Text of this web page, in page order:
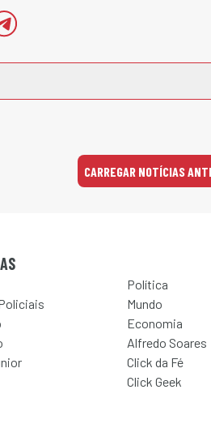
CARREGAR NOTÍCIAS
Política
Mundo
Economia
Alfredo Soares
Click da Fé
Click Geek